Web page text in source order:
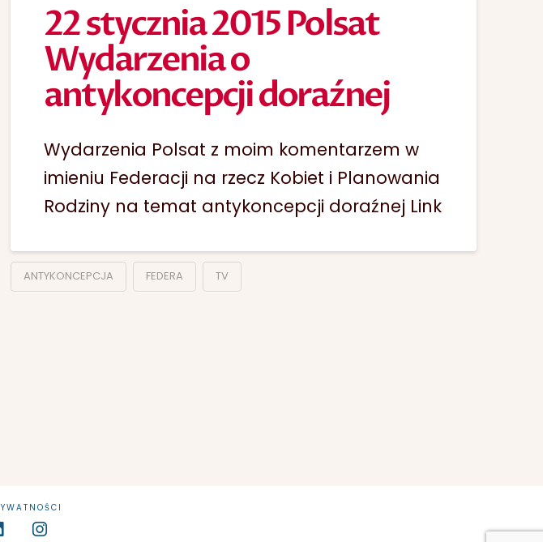
22 stycznia 2015 Polsat
Wydarzenia o
antykoncepcji doraźnej
Wydarzenia Polsat z moim komentarzem w
imieniu Federacji na rzecz Kobiet i Planowania
Rodziny na temat antykoncepcji doraźnej Link
ANTYKONCEPCJA FEDERA TV